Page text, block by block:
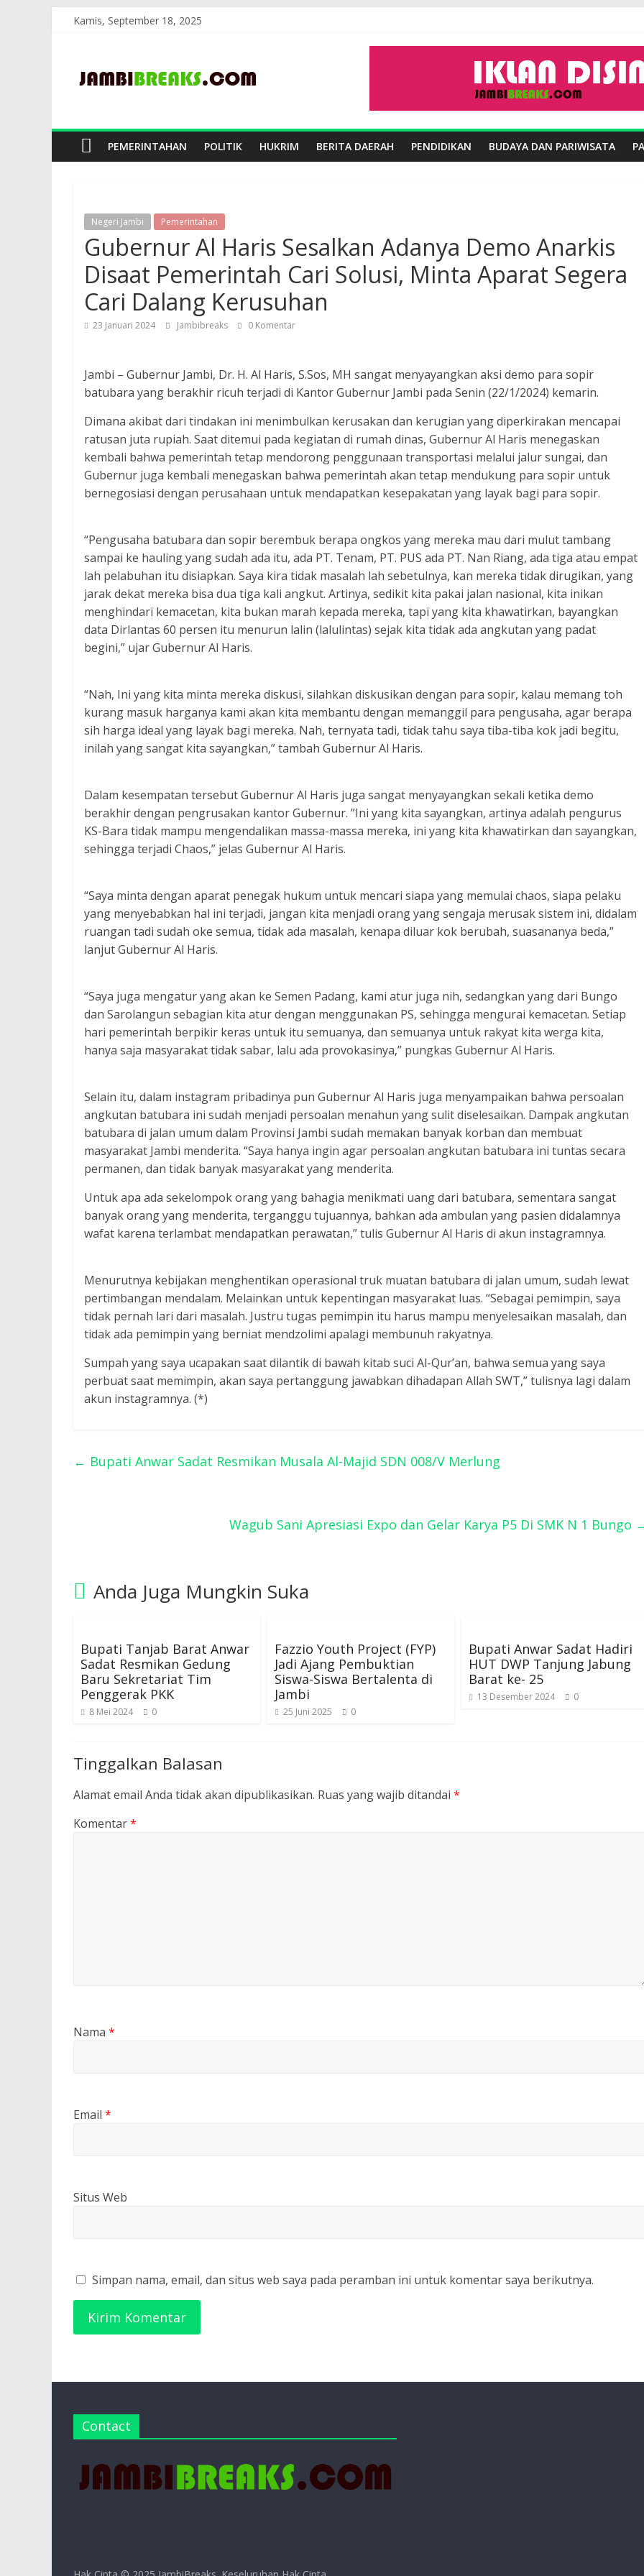
Kamis, September 18, 2025
JambiBreaks
PEMERINTAHAN POLITIK HUKRIM BERITA DAERAH PENDIDIKAN BUDAYA DAN PARIWISATA
Negeri Jambi Pemerintahan
Gubernur Al Haris Sesalkan Adanya Demo Anarkis
Disaat Pemerintah Cari Solusi, Minta Aparat Segera
Cari Dalang Kerusuhan
23 Januari 2024 Jambibreaks 0 Komentar
Jambi – Gubernur Jambi, Dr. H. Al Haris, S.Sos, MH sangat menyayangkan aksi demo para sopir
batubara yang berakhir ricuh terjadi di Kantor Gubernur Jambi pada Senin (22/1/2024) kemarin.
Dimana akibat dari tindakan ini menimbulkan kerusakan dan kerugian yang diperkirakan mencapai
ratusan juta rupiah. Saat ditemui pada kegiatan di rumah dinas, Gubernur Al Haris menegaskan
kembali bahwa pemerintah tetap mendorong penggunaan transportasi melalui jalur sungai, dan
Gubernur juga kembali menegaskan bahwa pemerintah akan tetap mendukung para sopir untuk
bernegosiasi dengan perusahaan untuk mendapatkan kesepakatan yang layak bagi para sopir.
“Pengusaha batubara dan sopir berembuk berapa ongkos yang mereka mau dari mulut tambang
sampai ke hauling yang sudah ada itu, ada PT. Tenam, PT. PUS ada PT. Nan Riang, ada tiga atau empat
lah pelabuhan itu disiapkan. Saya kira tidak masalah lah sebetulnya, kan mereka tidak dirugikan, yang
jarak dekat mereka bisa dua tiga kali angkut. Artinya, sedikit kita pakai jalan nasional, kita inikan
menghindari kemacetan, kita bukan marah kepada mereka, tapi yang kita khawatirkan, bayangkan
data Dirlantas 60 persen itu menurun lalin (lalulintas) sejak kita tidak ada angkutan yang padat
begini,” ujar Gubernur Al Haris.
“Nah, Ini yang kita minta mereka diskusi, silahkan diskusikan dengan para sopir, kalau memang toh
kurang masuk harganya kami akan kita membantu dengan memanggil para pengusaha, agar berapa
sih harga ideal yang layak bagi mereka. Nah, ternyata tadi, tidak tahu saya tiba-tiba kok jadi begitu,
inilah yang sangat kita sayangkan,” tambah Gubernur Al Haris.
Dalam kesempatan tersebut Gubernur Al Haris juga sangat menyayangkan sekali ketika demo
berakhir dengan pengrusakan kantor Gubernur. ”Ini yang kita sayangkan, artinya adalah pengurus
KS-Bara tidak mampu mengendalikan massa-massa mereka, ini yang kita khawatirkan dan sayangkan,
sehingga terjadi Chaos,” jelas Gubernur Al Haris.
“Saya minta dengan aparat penegak hukum untuk mencari siapa yang memulai chaos, siapa pelaku
yang menyebabkan hal ini terjadi, jangan kita menjadi orang yang sengaja merusak sistem ini, didalam
ruangan tadi sudah oke semua, tidak ada masalah, kenapa diluar kok berubah, suasananya beda,”
lanjut Gubernur Al Haris.
“Saya juga mengatur yang akan ke Semen Padang, kami atur juga nih, sedangkan yang dari Bungo
dan Sarolangun sebagian kita atur dengan menggunakan PS, sehingga mengurai kemacetan. Setiap
hari pemerintah berpikir keras untuk itu semuanya, dan semuanya untuk rakyat kita werga kita,
hanya saja masyarakat tidak sabar, lalu ada provokasinya,” pungkas Gubernur Al Haris.
Selain itu, dalam instagram pribadinya pun Gubernur Al Haris juga menyampaikan bahwa persoalan
angkutan batubara ini sudah menjadi persoalan menahun yang sulit diselesaikan. Dampak angkutan
batubara di jalan umum dalam Provinsi Jambi sudah memakan banyak korban dan membuat
masyarakat Jambi menderita. “Saya hanya ingin agar persoalan angkutan batubara ini tuntas secara
permanen, dan tidak banyak masyarakat yang menderita.
Untuk apa ada sekelompok orang yang bahagia menikmati uang dari batubara, sementara sangat
banyak orang yang menderita, terganggu tujuannya, bahkan ada ambulan yang pasien didalamnya
wafat karena terlambat mendapatkan perawatan,” tulis Gubernur Al Haris di akun instagramnya.
Menurutnya kebijakan menghentikan operasional truk muatan batubara di jalan umum, sudah lewat
pertimbangan mendalam. Melainkan untuk kepentingan masyarakat luas. “Sebagai pemimpin, saya
tidak pernah lari dari masalah. Justru tugas pemimpin itu harus mampu menyelesaikan masalah, dan
tidak ada pemimpin yang berniat mendzolimi apalagi membunuh rakyatnya.
Sumpah yang saya ucapakan saat dilantik di bawah kitab suci Al-Qur’an, bahwa semua yang saya
perbuat saat memimpin, akan saya pertanggung jawabkan dihadapan Allah SWT,” tulisnya lagi dalam
akun instagramnya. (*)
← Bupati Anwar Sadat Resmikan Musala Al-Majid SDN 008/V Merlung
Wagub Sani Apresiasi Expo dan Gelar Karya P5 Di SMK N 1 Bungo
Anda Juga Mungkin Suka
Bupati Tanjab Barat Anwar
Sadat Resmikan Gedung
Baru Sekretariat Tim
Penggerak PKK
8 Mei 2024 0
Fazzio Youth Project (FYP)
Jadi Ajang Pembuktian
Siswa-Siswa Bertalenta di
Jambi
25 Juni 2025 0
Bupati Anwar Sadat Hadiri
HUT DWP Tanjung Jabung
Barat ke- 25
13 Desember 2024 0
Tinggalkan Balasan
Alamat email Anda tidak akan dipublikasikan. Ruas yang wajib ditandai *
Komentar*
Nama *
Email *
Situs Web
Simpan nama, email, dan situs web saya pada peramban ini untuk komentar saya berikutnya.
Contact